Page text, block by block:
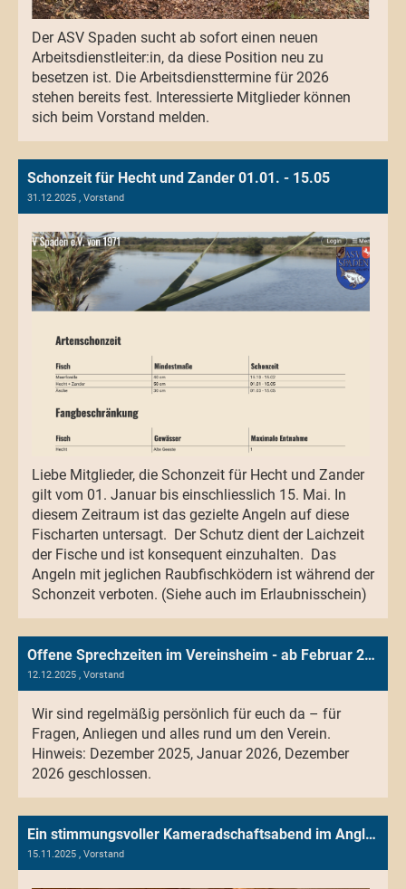
Der ASV Spaden sucht ab sofort einen neuen
Arbeitsdienstleiter:in, da diese Position neu zu
besetzen ist. Die Arbeitsdiensttermine für 2026
stehen bereits fest. Interessierte Mitglieder können
sich beim Vorstand melden.
Schonzeit für Hecht und Zander 01.01. - 15.05
31.12.2025 , Vorstand
Liebe Mitglieder, die Schonzeit für Hecht und Zander
gilt vom 01. Januar bis einschliesslich 15. Mai. In
diesem Zeitraum ist das gezielte Angeln auf diese
Fischarten untersagt. Der Schutz dient der Laichzeit
der Fische und ist konsequent einzuhalten. Das
Angeln mit jeglichen Raubfischködern ist während der
Schonzeit verboten. (Siehe auch im Erlaubnisschein)
Offene Sprechzeiten im Vereinsheim - ab Februar 2026
12.12.2025 , Vorstand
Wir sind regelmäßig persönlich für euch da – für
Fragen, Anliegen und alles rund um den Verein.
Hinweis: Dezember 2025, Januar 2026, Dezember
2026 geschlossen.
Ein stimmungsvoller Kameradschaftsabend im Anglerheim des Angelsportvereins Spaden
15.11.2025 , Vorstand